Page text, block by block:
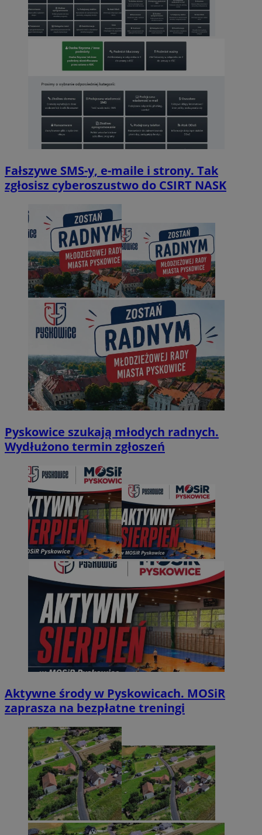
Fałszywe SMS-y, e-maile i strony. Tak
zgłosisz cyberoszustwo do CSIRT NASK
Pyskowice szukają młodych radnych.
Wydłużono termin zgłoszeń
Aktywne środy w Pyskowicach. MOSiR
zaprasza na bezpłatne treningi